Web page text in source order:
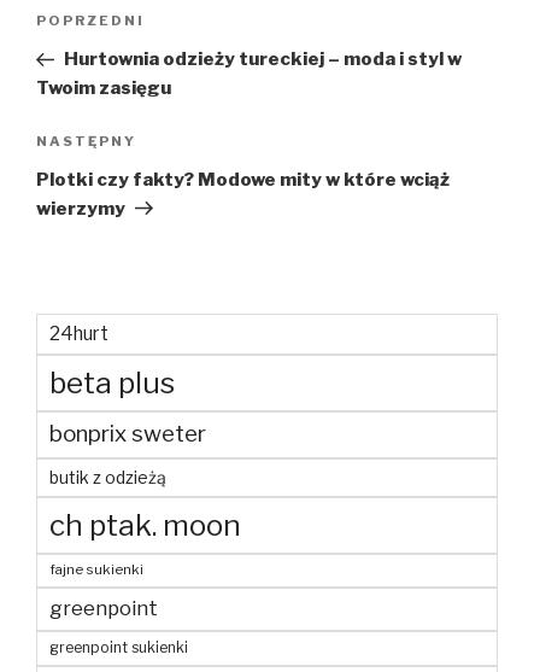
Poprzedni
wpis
POPRZEDNI
Hurtownia odzieży tureckiej – moda i styl w
Twoim zasięgu
Następny
wpis
NASTĘPNY
Plotki czy fakty? Modowe mity w które wciąż
wierzymy
24hurt
beta plus
bonprix sweter
butik z odzieżą
ch ptak. moon
fajne sukienki
greenpoint
greenpoint sukienki